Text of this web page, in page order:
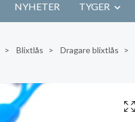
NYHETER TYGER
Blixtlås Dragare blixtlås